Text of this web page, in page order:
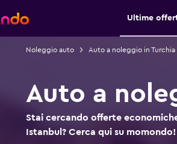
Ultime
Noleggio auto Auto a noleggio in Turchia
Auto a
Stai cercando offerte
Istanbul? Cerca qui su momondo!